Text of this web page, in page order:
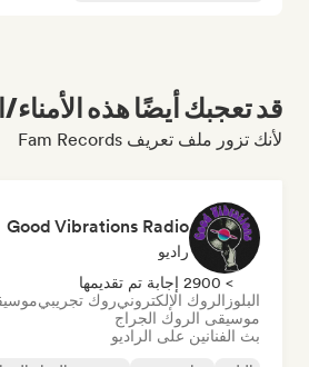
قد تعجبك أيضًا هذه
لأنك تزور ملف تعريف Fam Records
Good Vibrations Radio
راديو
> 2900 إجابة تم تقديمها
البلوز الروك الإلكترونيروك تجريبي
موسيقى الروك الجراج
بث الفنانين على الراديو